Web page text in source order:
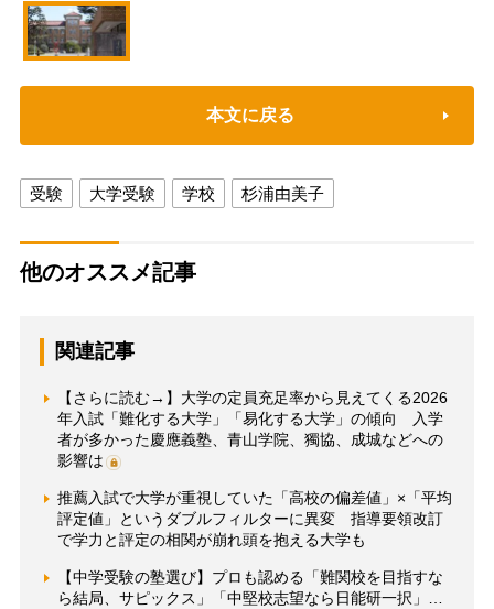
本文に戻る
受験 大学受験 学校 杉浦由美子
他のオススメ記事
関連記事
【さらに読む→】大学の定員充足率から見えてくる2026
年入試「難化する大学」「易化する大学」の傾向 入学
者が多かった慶應義塾、青山学院、獨協、成城などへの
影響は
推薦入試で大学が重視していた「高校の偏差値」×「平均
評定値」というダブルフィルターに異変 指導要領改訂
で学力と評定の相関が崩れ頭を抱える大学も
【中学受験の塾選び】プロも認める「難関校を目指すな
ら結局、サピックス」「中堅校志望なら日能研一択」…